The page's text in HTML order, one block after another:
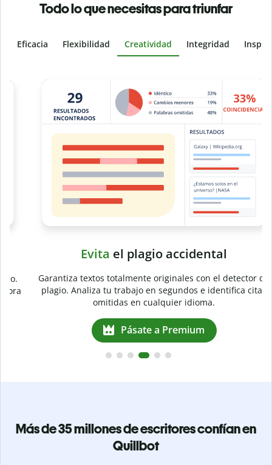
Todo lo que necesitas para triunfar
Eficacia Flexibilidad Creatividad Integridad
Slide 4 of 6
Evitael plagio accidental
Garantiza textos totalmente originales con el detector de
plagio. Analiza tu trabajo en segundos e identifica citas
omitidas en cualquier idioma.
Pásate a Premium
Más de 35 millones de escritores confían en
Quillbot